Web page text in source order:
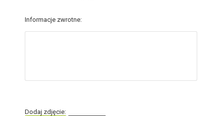
Informacje zwrotne:
Dodaj zdjęcie: